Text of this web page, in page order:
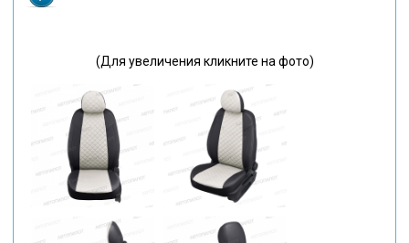
(Для увеличения кликните на фото)